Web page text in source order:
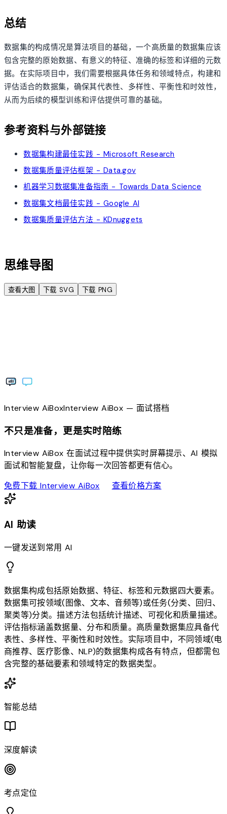
总结
数据集的构成情况是算法项目的基础，一个高质量的数据集应该
包含完整的原始数据、有意义的特征、准确的标签和详细的元数
据。在实际项目中，我们需要根据具体任务和领域特点，构建和
评估适合的数据集，确保其代表性、多样性、平衡性和时效性，
从而为后续的模型训练和评估提供可靠的基础。
参考资料与外部链接
数据集构建最佳实践 - Microsoft Research
数据集质量评估框架 - Data.gov
机器学习数据集准备指南 - Towards Data Science
数据集文档最佳实践 - Google AI
数据集质量评估方法 - KDnuggets
思维导图
查看大图 下载 SVG 下载 PNG
Interview AiBoxInterviewAiBox— 面试搭档
不只是准备，更是实时陪练
Interview AiBox 在面试过程中提供实时屏幕提示、AI 模拟
面试和智能复盘，让你每一次回答都更有信心。
免费下载 Interview AiBoxdownload查看价格方案sell
AI 助读
一键发送到常用 AI
数据集构成包括原始数据、特征、标签和元数据四大要素。
数据集可按领域(图像、文本、音频等)或任务(分类、回归、
聚类等)分类。描述方法包括统计描述、可视化和质量描述。
评估指标涵盖数据量、分布和质量。高质量数据集应具备代
表性、多样性、平衡性和时效性。实际项目中，不同领域(电
商推荐、医疗影像、NLP)的数据集构成各有特点，但都需包
含完整的基础要素和领域特定的数据类型。
智能总结
深度解读
考点定位